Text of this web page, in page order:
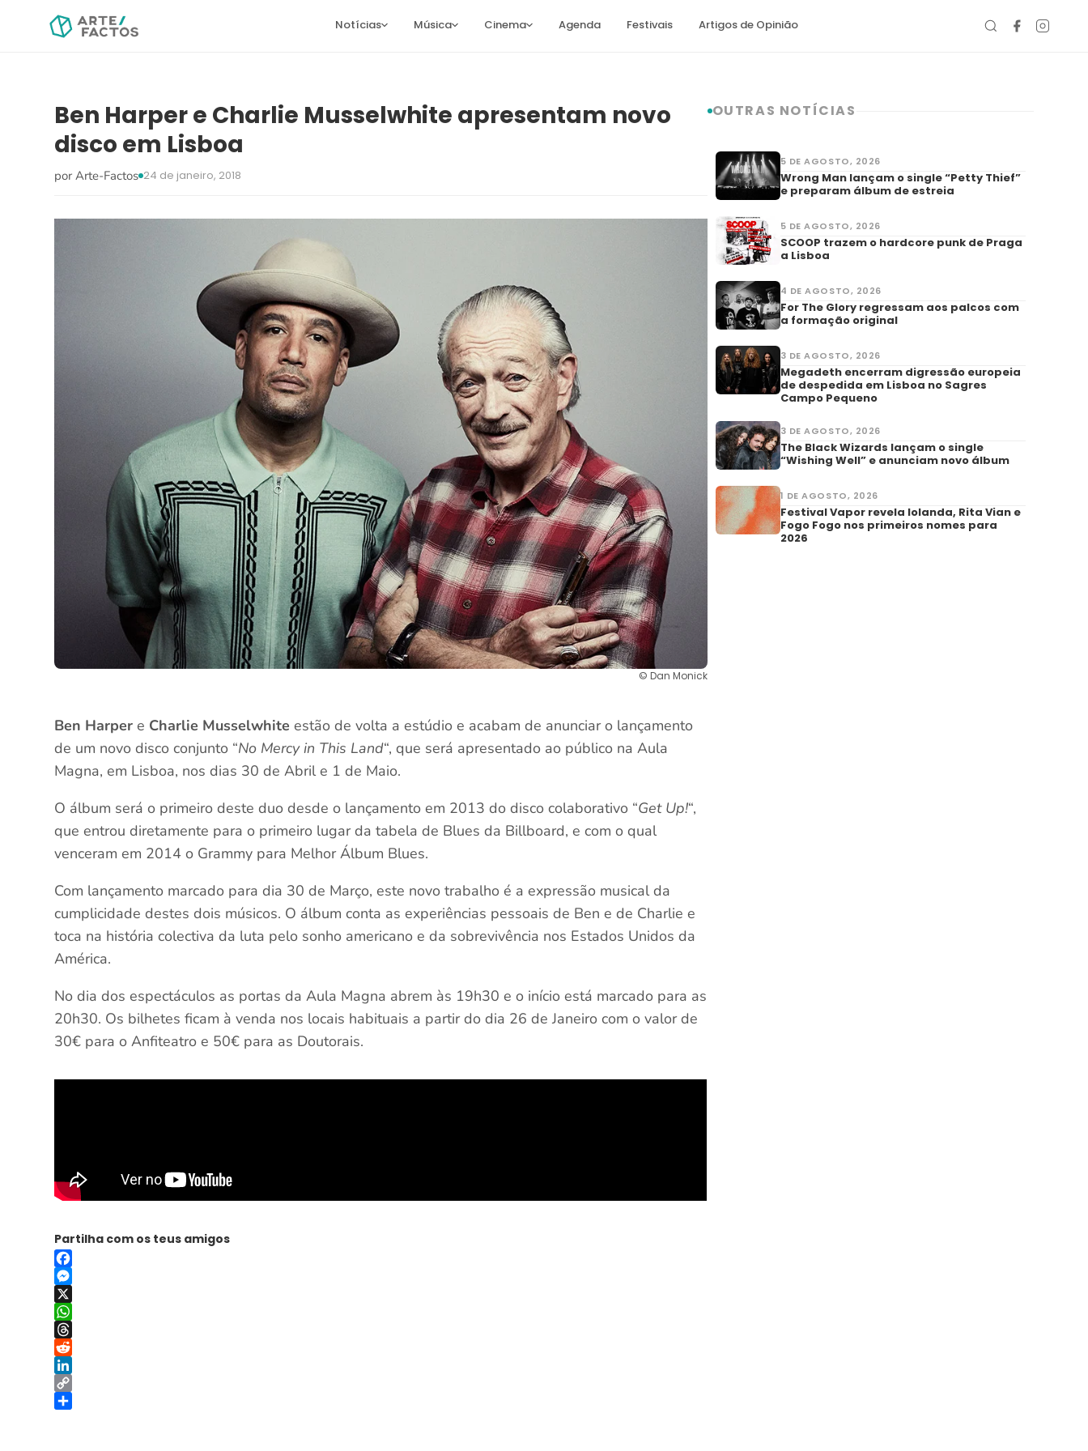
Notícias Música Cinema Agenda Festivais Artigos de Opinião
Ben Harper e Charlie Musselwhite apresentam novo
disco em Lisboa
por Arte-Factos 24 de janeiro, 2018
© Dan Monick
Ben Harper e Charlie Musselwhite estão de volta a estúdio e acabam de anunciar o lançamento
de um novo disco conjunto “No Mercy in This Land“, que será apresentado ao público na Aula
Magna, em Lisboa, nos dias 30 de Abril e 1 de Maio.
O álbum será o primeiro deste duo desde o lançamento em 2013 do disco colaborativo “Get Up!“,
que entrou diretamente para o primeiro lugar da tabela de Blues da Billboard, e com o qual
venceram em 2014 o Grammy para Melhor Álbum Blues.
Com lançamento marcado para dia 30 de Março, este novo trabalho é a expressão musical da
cumplicidade destes dois músicos. O álbum conta as experiências pessoais de Ben e de Charlie e
toca na história colectiva da luta pelo sonho americano e da sobrevivência nos Estados Unidos da
América.
No dia dos espectáculos as portas da Aula Magna abrem às 19h30 e o início está marcado para as
20h30. Os bilhetes ficam à venda nos locais habituais a partir do dia 26 de Janeiro com o valor de
30€ para o Anfiteatro e 50€ para as Doutorais.
Partilha com os teus amigos
Facebook
Messenger
X
WhatsApp
Threads
Reddit
LinkedIn
Copy
OUTRAS NOTÍCIAS
5 DE AGOSTO, 2026
Wrong Man lançam o single “Petty Thief”
e preparam álbum de estreia
5 DE AGOSTO, 2026
SCOOP trazem o hardcore punk de Praga
a Lisboa
4 DE AGOSTO, 2026
For The Glory regressam aos palcos com
a formação original
3 DE AGOSTO, 2026
Megadeth encerram digressão europeia
de despedida em Lisboa no Sagres
Campo Pequeno
3 DE AGOSTO, 2026
The Black Wizards lançam o single
“Wishing Well” e anunciam novo álbum
1 DE AGOSTO, 2026
Festival Vapor revela Iolanda, Rita Vian e
Fogo Fogo nos primeiros nomes para
2026